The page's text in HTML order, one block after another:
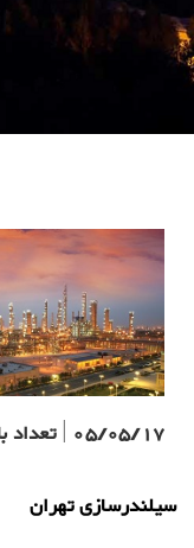
05/05/17
|تعداد
سیلندرسازی تهران